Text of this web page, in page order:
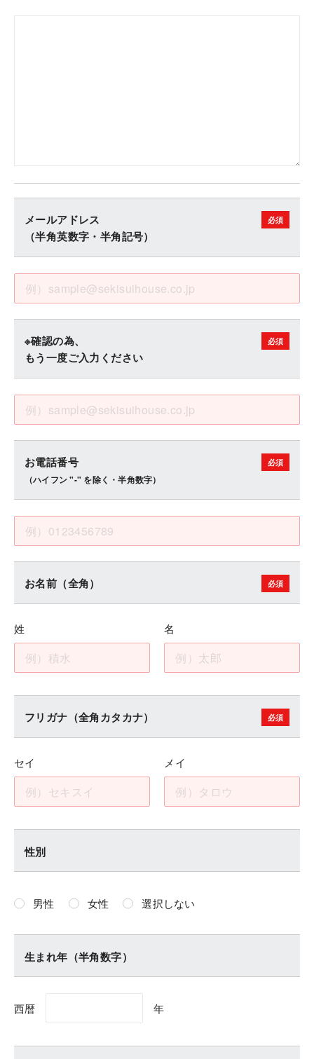
メールアドレス
（半角英数字・半角記号）
※確認の為、
もう一度ご入力ください
お電話番号
（ハイフン "-" を除く・半角数字）
お名前（全角）
姓 名
フリガナ（全角カタカナ）
セイ メイ
性別
男性 女性 選択しない
生まれ年（半角数字）
西暦 年